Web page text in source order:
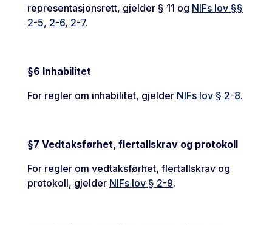
representasjonsrett, gjelder § 11 og NIFs lov §§
2-5, 2-6, 2-7.
§6 Inhabilitet
For regler om inhabilitet, gjelder NIFs lov § 2-8.
§7 Vedtaksførhet, flertallskrav og protokoll
For regler om vedtaksførhet, flertallskrav og
protokoll, gjelder NIFs lov § 2-9.